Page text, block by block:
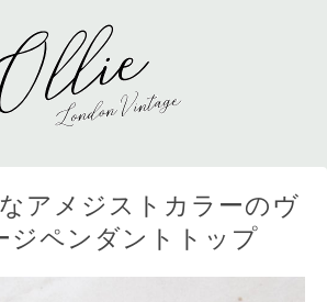
アメジストカラーのヴ
ジペンダントトップ